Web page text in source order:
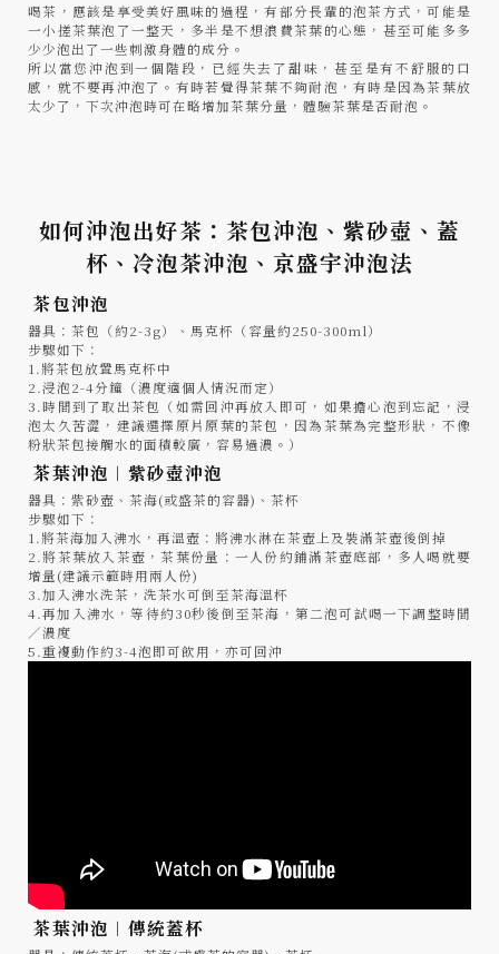
喝茶，應該是享受美好風味的過程，有部分長輩的泡茶方式，可能是
一小搓茶葉泡了一整天，多半是不想浪費茶葉的心態，甚至可能多多
少少泡出了一些刺激身體的成分。
所以當您沖泡到一個階段，已經失去了甜味，甚至是有不舒服的口
感，就不要再沖泡了。有時若覺得茶葉不夠耐泡，有時是因為茶葉放
太少了，下次沖泡時可在略增加茶葉分量，體驗茶葉是否耐泡。
如何沖泡出好茶：茶包沖泡、紫砂壺、蓋
杯、冷泡茶沖泡、京盛宇沖泡法
茶包沖泡
器具：茶包（約2-3g）、馬克杯（容量約250-300ml）
步驟如下：
1.將茶包放置馬克杯中
2.浸泡2-4分鐘（濃度適個人情況而定）
3.時間到了取出茶包（如需回沖再放入即可，如果擔心泡到忘記，浸
泡太久苦澀，建議選擇原片原葉的茶包，因為茶葉為完整形狀，不像
粉狀茶包接觸水的面積較廣，容易過濃。）
茶葉沖泡︱紫砂壺沖泡
器具：紫砂壺、茶海(或盛茶的容器)、茶杯
步驟如下：
1.將茶海加入沸水，再溫壺：將沸水淋在茶壺上及裝滿茶壺後倒掉
2.將茶葉放入茶壺，茶葉份量：一人份約鋪滿茶壺底部，多人喝就要
增量(建議示範時用兩人份)
3.加入沸水洗茶，洗茶水可倒至茶海溫杯
4.再加入沸水，等待約30秒後倒至茶海，第二泡可試喝一下調整時間
／濃度
5.重複動作約3-4泡即可飲用，亦可回沖
茶葉沖泡︱傳統蓋杯